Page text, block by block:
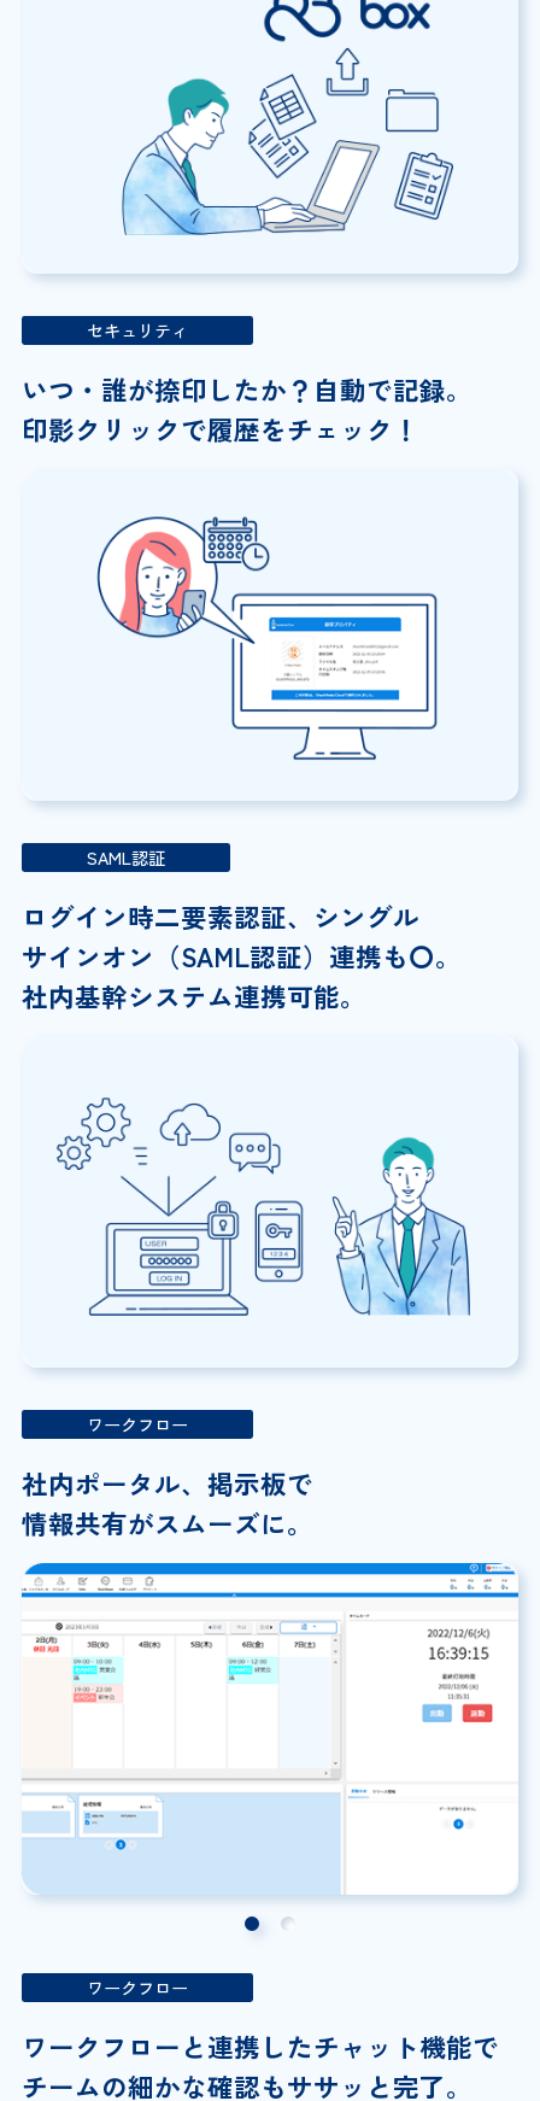
セキュリティ
いつ・誰が捺印したか？ 自動で記録。
印影クリックで履歴をチェック！
SAML認証
ログイン時二要素認証、シングル
サインオン（SAML認証）連携も〇。
社内基幹システム連携可能。
ワークフロー
社内ポータル、掲示板で
情報共有がスムーズに。
ワークフロー
ワークフローと連携したチャット機能で
チームの細かな確認もササッと完了。